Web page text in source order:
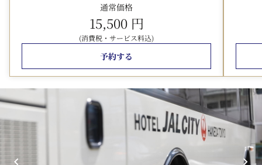
・エアウィーブ＆Refaのドライヤー・シャワーヘッドで
寛げるお部屋タイプもご用意！（アドバンスフロアのみ）
・旅の目的に合わせてご利用いただける、機能性と利便性
を兼ね備えた多様な客室
・京浜急行「穴守稲荷駅」より徒歩3分の好立地
【レストラン：Cafe&Dining HARUHORO】
入口をくぐると光をふんだんに取り込んだ開放的なテーブ
ル席が広がります。
素材を生かし四季折々の食材をふんだんに使用した週替わ
りのランチメニューや、
通常価格
15,500 円
(消費税・サービス料込)
予約する